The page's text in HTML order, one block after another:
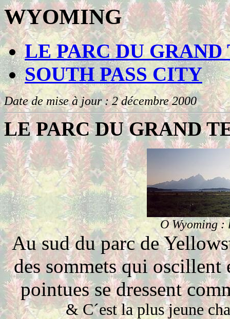
WYOMING
LE PARC DU GRAND
SOUTH PASS CITY
Date de mise à jour : 2 décembre 2000
LE PARC DU GRAND
OWyoming :
Au sud du parc de
des sommets qui oscillent
pointues se dressent
&C´est la plus jeune